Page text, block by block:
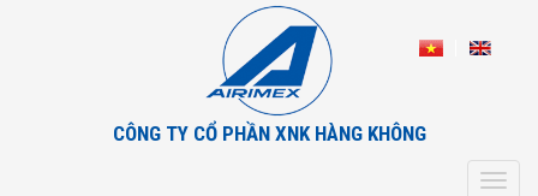
CÔNG TY CỔ PHẦN XNK HÀNG KHÔNG